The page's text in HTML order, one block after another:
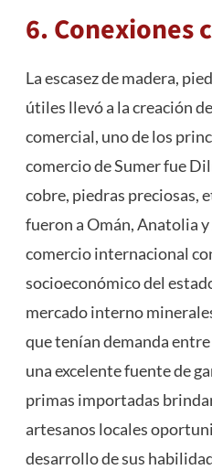
6. Conexiones
La escasez de madera,
útiles llevó a la creación
comercial, uno de los
comercio de Sumer fue
cobre, piedras preciosas,
fueron a Omán, Anatolia
comercio internacional
socioeconómico del
mercado interno
que tenían demanda
una excelente fuente de
primas importadas
artesanos locales
desarrollo de sus